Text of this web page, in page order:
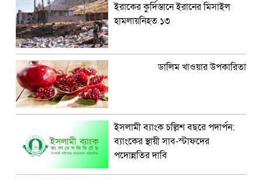
ইরাকের কুর্দিস্তানে ইরানের মিসাইল
হামলায়নিহত ১৩
ডালিম খাওয়ার উপকারিতা
ইসলামী ব্যাংক চল্লিশ বছরে পদার্পন:
ব্যাংকের স্থায়ী সাব-স্টাফদের
পদোন্নতির দাবি